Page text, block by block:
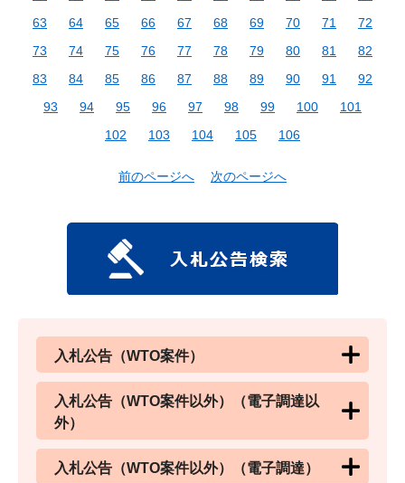
63
64 65 66 67 68 69 70 71
72
73
74 75 76 77 78 79 80 81
82
83
84 85 86 87 88 89 90 91
92
93
94 95 96 97 98 99 100
101
102
103 104 105 106
前のページへ 次のページへ
入札公告（WTO案件）
入札公告（WTO案件以外）（電子調達以
外）
入札公告（WTO案件以外）（電子調達）